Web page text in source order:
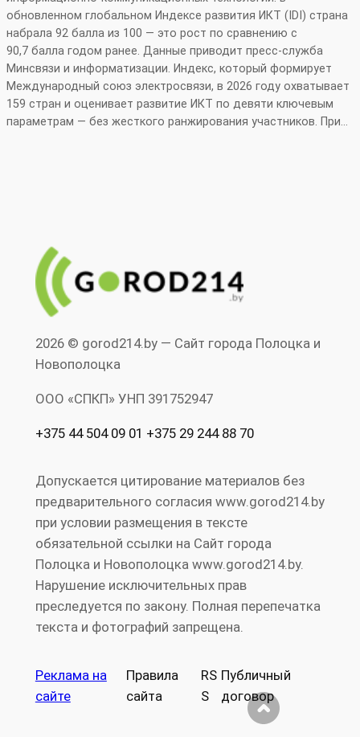
обновленном глобальном Индексе развития ИКТ (IDI) страна
набрала 92 балла из 100 — это рост по сравнению с
90,7 балла годом ранее. Данные приводит пресс‑служба
Минсвязи и информатизации. Индекс, который формирует
Международный союз электросвязи, в 2026 году охватывает
159 стран и оценивает развитие ИКТ по девяти ключевым
параметрам — без жесткого ранжирования участников. При…
2026 © gorod214.by — Сайт города Полоцка и
Новополоцка
ООО «СПКП» УНП ‎391752947
+375 44 504 09 01 +375 29 244 88 70
Допускается цитирование материалов без
предварительного согласия www.gorod214.by
при условии размещения в тексте
обязательной ссылки на Сайт города
Полоцка и Новополоцка www.gorod214.by.
Нарушение исключительных прав
преследуется по закону. Полная перепечатка
текста и фотографий запрещена.
Реклама на
сайте
Правила
сайта
RS
S
Публичный
договор